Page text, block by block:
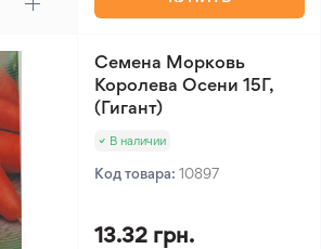
Семена Морковь
Королева Осени 15Г,
(Гигант)
В наличии
Код товара: 10897
13.32 грн.